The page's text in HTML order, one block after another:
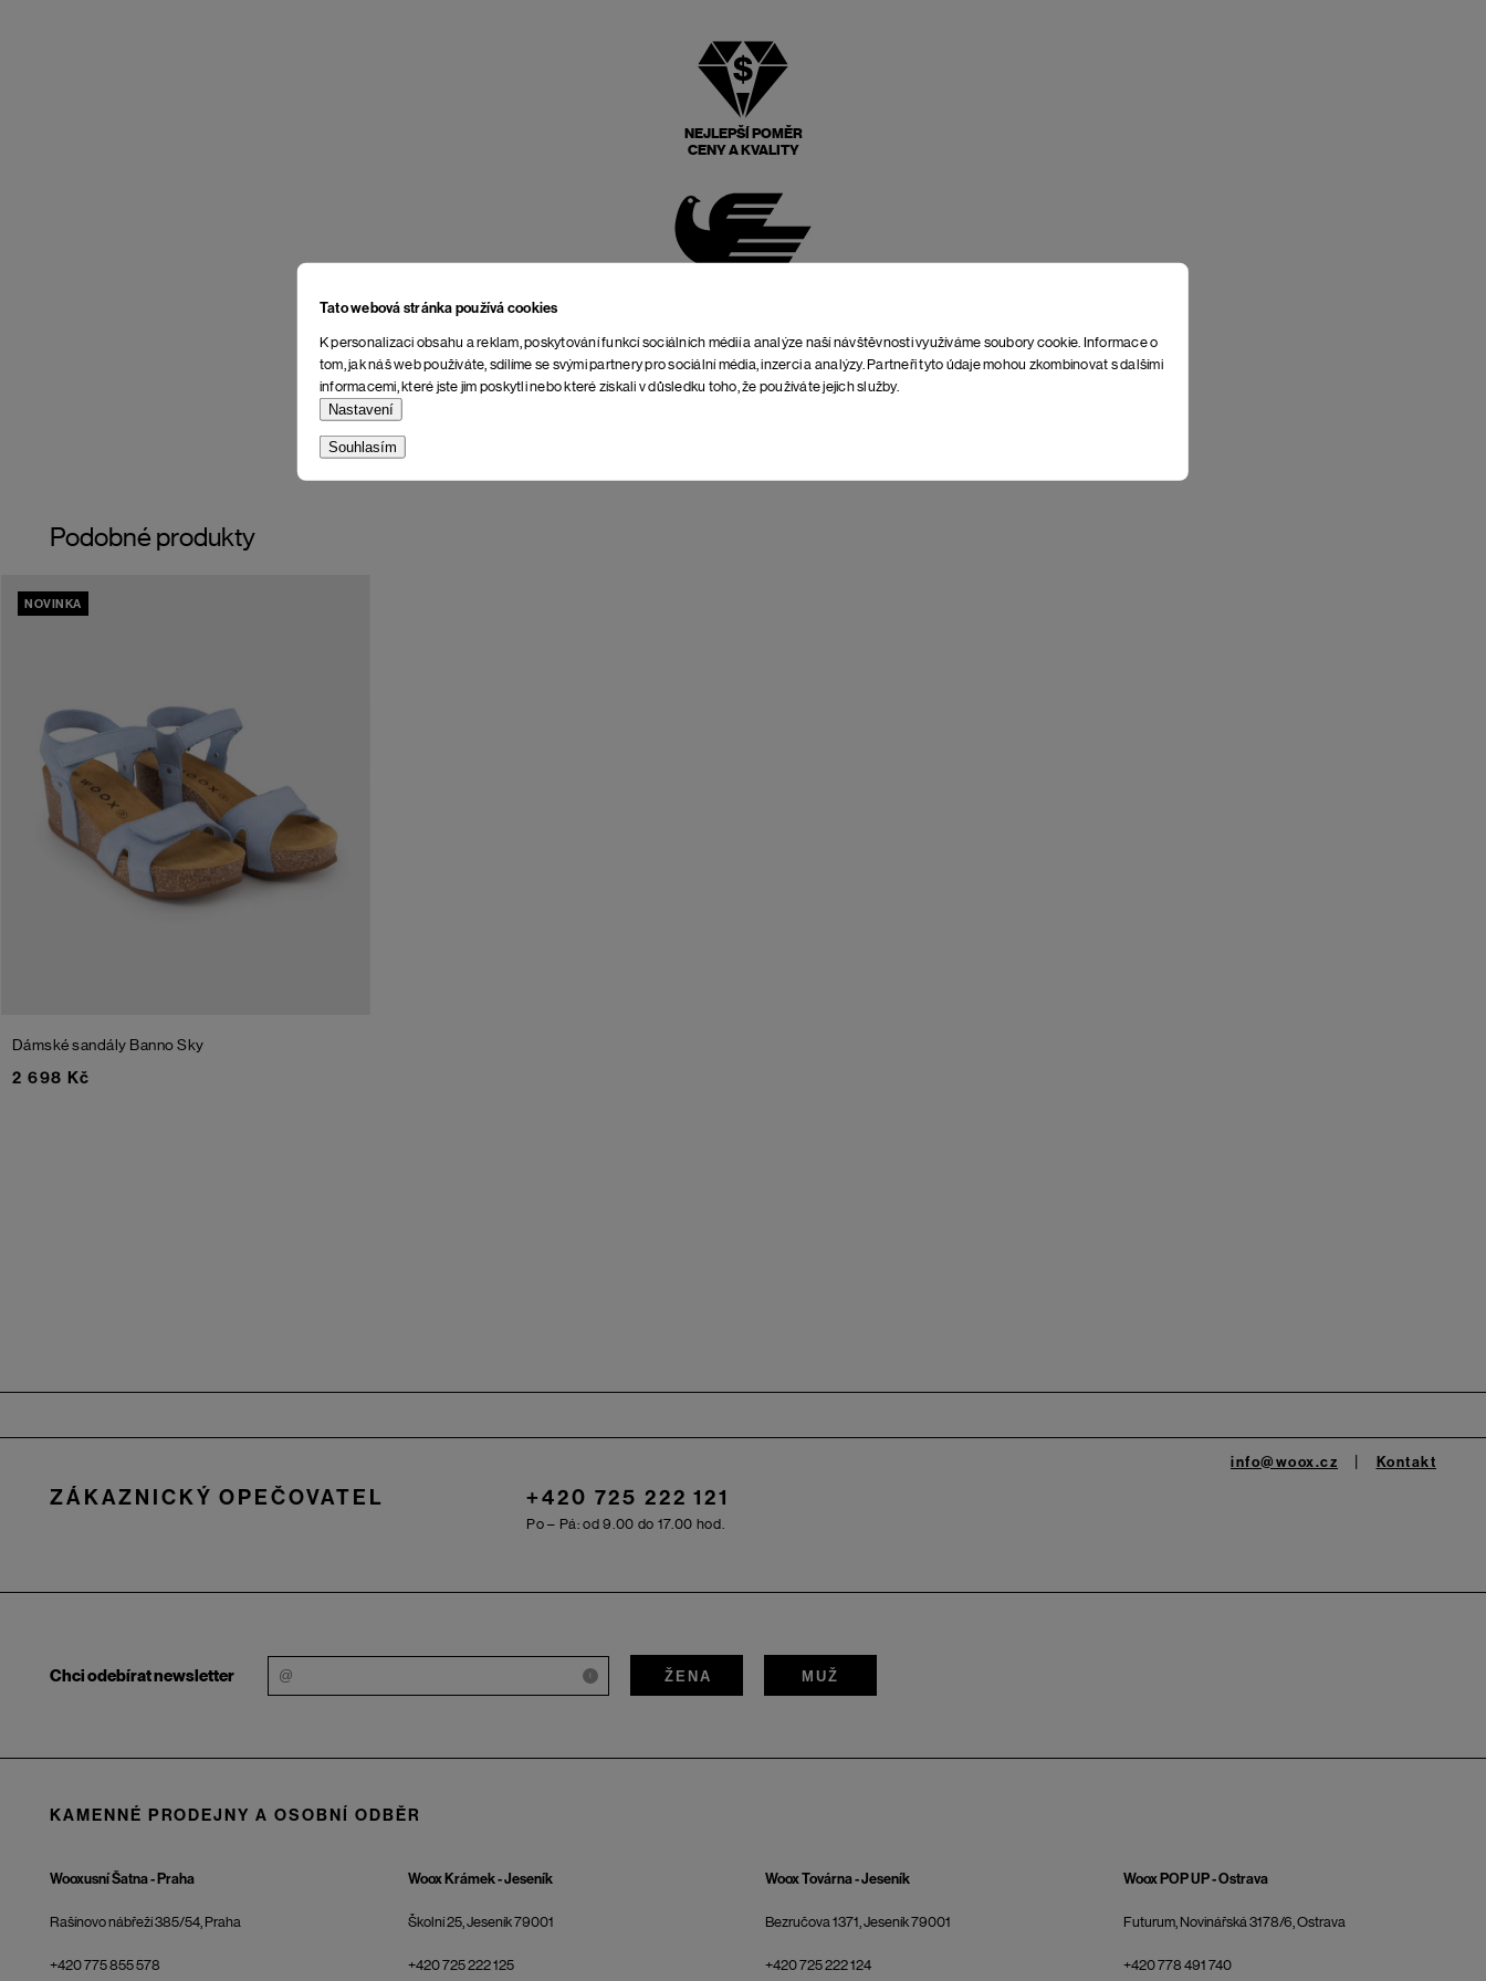
Tato webová stránka používá cookies
K personalizaci obsahu a reklam, poskytování funkcí sociálních médií a analýze naší návštěvnosti využíváme soubory cookie. Informace o
tom, jak náš web používáte, sdílíme se svými partnery pro sociální média, inzerci a analýzy. Partneři tyto údaje mohou zkombinovat s dalšími
informacemi, které jste jim poskytli nebo které získali v důsledku toho, že používáte jejich služby.
Nastavení
Souhlasím
NEJLEPŠÍ POMĚR
CENY A KVALITY
Podobné produkty
NOVINKA
Dámské sandály BannoSky
2 698 Kč
ZÁKAZNICKÝ OPEČOVATEL +420 725 222 121
Po – Pá: od 9.00 do 17.00 hod.
info@woox.cz Kontakt
Chci odebírat newsletter i ŽENA MUŽ
KAMENNÉ PRODEJNY A OSOBNÍ ODBĚR
Wooxusní Šatna - Praha
Rašínovo nábřeží 385/54, Praha
+420 775 855 578
Woox Krámek - Jeseník
Školní 25, Jeseník 79001
+420 725 222 125
Woox Továrna - Jeseník
Bezručova 1371, Jeseník 79001
+420 725 222 124
Woox POP UP - Ostrava
Futurum, Novinářská 3178/6, Ostrava
+420 778 491 740